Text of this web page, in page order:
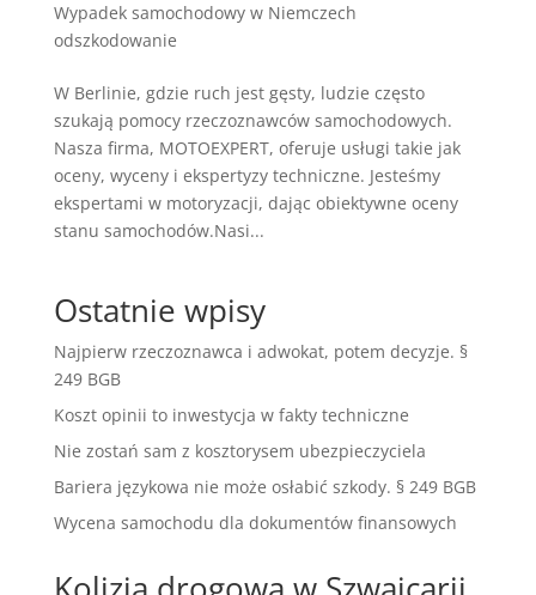
Wypadek samochodowy w Niemczech
odszkodowanie
W Berlinie, gdzie ruch jest gęsty, ludzie często
szukają pomocy rzeczoznawców samochodowych.
Nasza firma, MOTOEXPERT, oferuje usługi takie jak
oceny, wyceny i ekspertyzy techniczne. Jesteśmy
ekspertami w motoryzacji, dając obiektywne oceny
stanu samochodów.Nasi...
Ostatnie wpisy
Najpierw rzeczoznawca i adwokat, potem decyzje. §
249 BGB
Koszt opinii to inwestycja w fakty techniczne
Nie zostań sam z kosztorysem ubezpieczyciela
Bariera językowa nie może osłabić szkody. § 249 BGB
Wycena samochodu dla dokumentów finansowych